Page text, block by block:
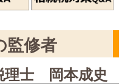
監修者
理士 岡本成史